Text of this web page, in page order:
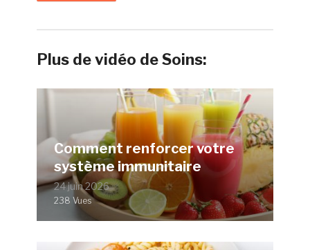
Plus de vidéo de Soins:
Comment renforcer votre
système immunitaire
24 juin 2026
238 Vues